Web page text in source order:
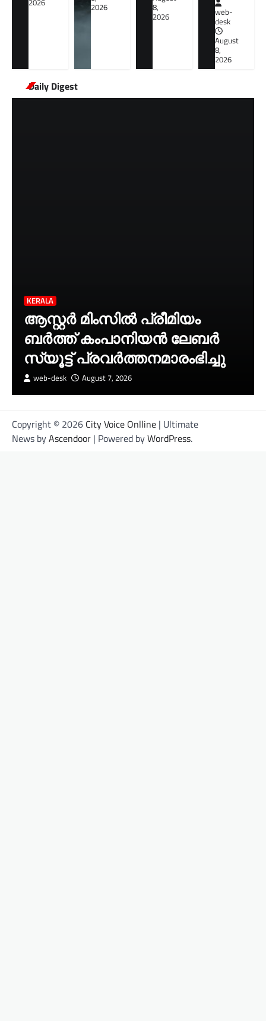
2026
2026
8,
2026
web-
desk
August
8,
2026
Daily Digest
KERALA
ആസ്റ്റർ മിംസിൽ പ്രീമിയം
ബർത്ത് കംപാനിയൻ ലേബർ
സ്യൂട്ട് പ്രവർത്തനമാരംഭിച്ചു
web-desk August 7, 2026
Copyright © 2026 City Voice Onlline | Ultimate
News byAscendoor | Powered byWordPress.